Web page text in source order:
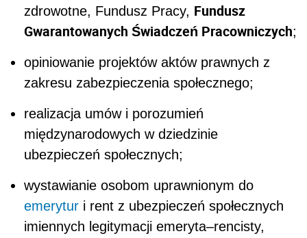
zdrowotne, Fundusz Pracy, Fundusz
Gwarantowanych Świadczeń Pracowniczych;
opiniowanie projektów aktów prawnych z
zakresu zabezpieczenia społecznego;
realizacja umów i porozumień
międzynarodowych w dziedzinie
ubezpieczeń społecznych;
wystawianie osobom uprawnionym do
emerytur i rent z ubezpieczeń społecznych
imiennych legitymacji emeryta–rencisty,